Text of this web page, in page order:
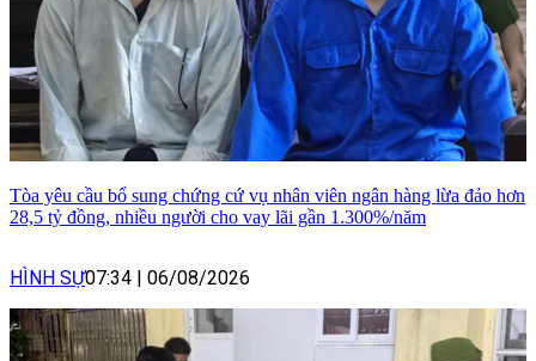
Tòa yêu cầu bổ sung chứng cứ vụ nhân viên ngân hàng lừa đảo hơn
28,5 tỷ đồng, nhiều người cho vay lãi gần 1.300%/năm
HÌNH SỰ07:34 06/08/2026